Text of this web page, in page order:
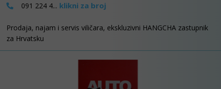
091 224 4... klikni za broj
Prodaja, najam i servis viličara, ekskluzivni HANGCHA zastupnik
za Hrvatsku